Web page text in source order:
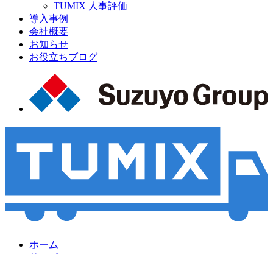
TUMIX 人事評価
導入事例
会社概要
お知らせ
お役立ちブログ
ホーム